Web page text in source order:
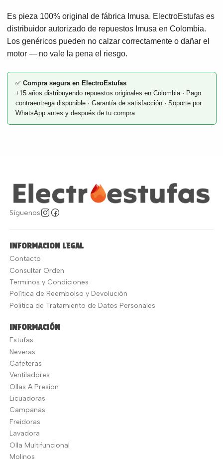
Es pieza 100% original de fábrica Imusa. ElectroEstufas es
distribuidor autorizado de repuestos Imusa en Colombia.
Los genéricos pueden no calzar correctamente o dañar el
motor — no vale la pena el riesgo.
✅ Compra segura en ElectroEstufas
+15 años distribuyendo repuestos originales en Colombia · Pago
contraentrega disponible · Garantía de satisfacción · Soporte por
WhatsApp antes y después de tu compra
Síguenos
INFORMACION LEGAL
Contacto
Consultar Orden
Terminos y Condiciones
Política de Reembolso y Devolución
Politica de Tratamiento de Datos Personales
INFORMACIÓN
Estufas
Neveras
Cafeteras
Ventiladores
Ollas A Presion
Licuadoras
Campanas
Freidoras
Lavadora
Olla Multifuncional
Molinos